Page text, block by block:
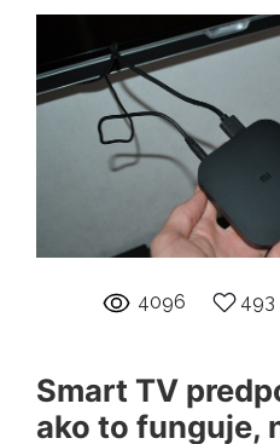
4096 493
Smart TV
ako to funguje,